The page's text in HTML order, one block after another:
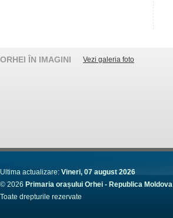
ORHEI ÎN IMAGINI Vezi galeria foto
Ultima actualizare: Vineri, 07 august 2026
© 2026 Primaria orașului Orhei - Republica Moldova
Toate drepturile rezervate